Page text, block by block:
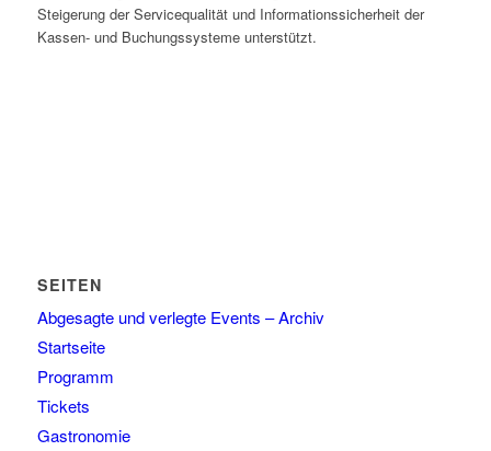
Steigerung der Servicequalität und Informationssicherheit der
Kassen- und Buchungssysteme unterstützt.
SEITEN
Abgesagte und verlegte Events – Archiv
Startseite
Programm
Tickets
Gastronomie